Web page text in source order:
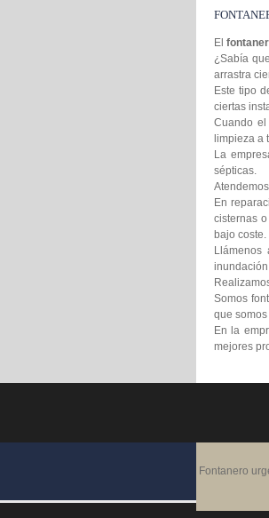
El
¿Sabía
arrastra
Este tipo
ciertas
Cuando el
limpieza a
La
sépticas.
En
cisternas
bajo coste.
Somos
que
En la
mejores
Fontanero